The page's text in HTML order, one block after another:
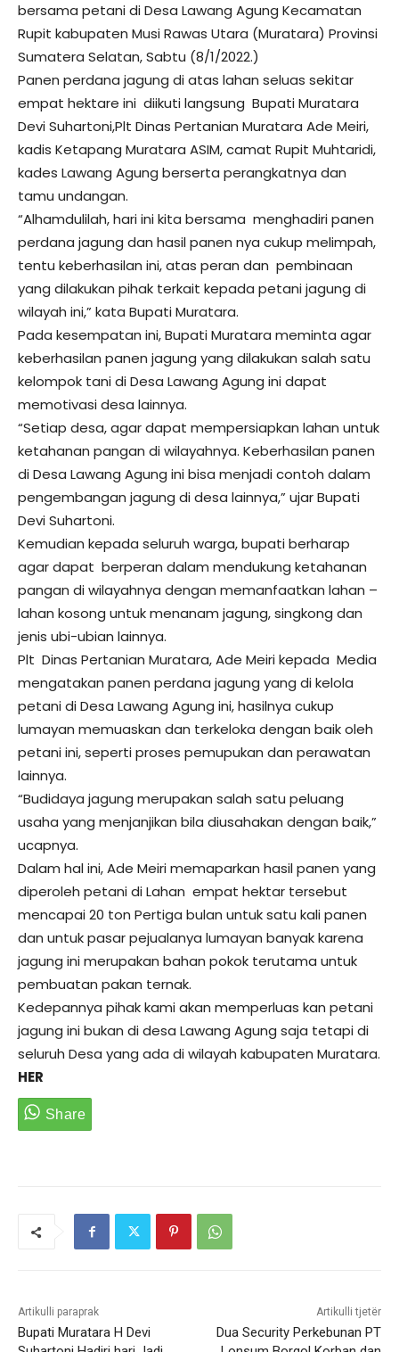
bersama petani di Desa Lawang Agung Kecamatan
Rupit kabupaten Musi Rawas Utara (Muratara) Provinsi
Sumatera Selatan, Sabtu (8/1/2022.)
Panen perdana jagung di atas lahan seluas sekitar
empat hektare ini diikuti langsung Bupati Muratara
Devi Suhartoni,Plt Dinas Pertanian Muratara Ade Meiri,
kadis Ketapang Muratara ASIM, camat Rupit Muhtaridi,
kades Lawang Agung berserta perangkatnya dan
tamu undangan.
“Alhamdulilah, hari ini kita bersama menghadiri panen
perdana jagung dan hasil panen nya cukup melimpah,
tentu keberhasilan ini, atas peran dan pembinaan
yang dilakukan pihak terkait kepada petani jagung di
wilayah ini,” kata Bupati Muratara.
Pada kesempatan ini, Bupati Muratara meminta agar
keberhasilan panen jagung yang dilakukan salah satu
kelompok tani di Desa Lawang Agung ini dapat
memotivasi desa lainnya.
“Setiap desa, agar dapat mempersiapkan lahan untuk
ketahanan pangan di wilayahnya. Keberhasilan panen
di Desa Lawang Agung ini bisa menjadi contoh dalam
pengembangan jagung di desa lainnya,” ujar Bupati
Devi Suhartoni.
Kemudian kepada seluruh warga, bupati berharap
agar dapat berperan dalam mendukung ketahanan
pangan di wilayahnya dengan memanfaatkan lahan –
lahan kosong untuk menanam jagung, singkong dan
jenis ubi-ubian lainnya.
Plt Dinas Pertanian Muratara, Ade Meiri kepada Media
mengatakan panen perdana jagung yang di kelola
petani di Desa Lawang Agung ini, hasilnya cukup
lumayan memuaskan dan terkeloka dengan baik oleh
petani ini, seperti proses pemupukan dan perawatan
lainnya.
“Budidaya jagung merupakan salah satu peluang
usaha yang menjanjikan bila diusahakan dengan baik,”
ucapnya.
Dalam hal ini, Ade Meiri memaparkan hasil panen yang
diperoleh petani di Lahan empat hektar tersebut
mencapai 20 ton Pertiga bulan untuk satu kali panen
dan untuk pasar pejualanya lumayan banyak karena
jagung ini merupakan bahan pokok terutama untuk
pembuatan pakan ternak.
Kedepannya pihak kami akan memperluas kan petani
jagung ini bukan di desa Lawang Agung saja tetapi di
seluruh Desa yang ada di wilayah kabupaten Muratara.
HER
Artikulli paraprak
Bupati Muratara H Devi
Artikulli tjetër
Dua Security Perkebunan PT